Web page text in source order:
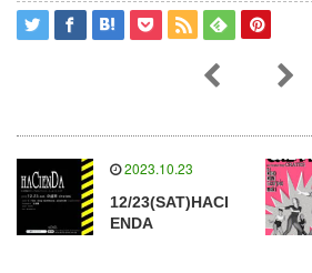
2023.10.23
12/23(SAT)HACI
ENDA